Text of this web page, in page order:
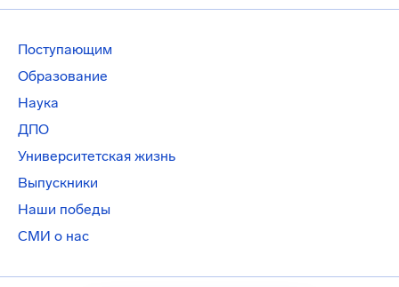
Поступающим
Образование
Наука
ДПО
Университетская жизнь
Выпускники
Наши победы
СМИ о нас